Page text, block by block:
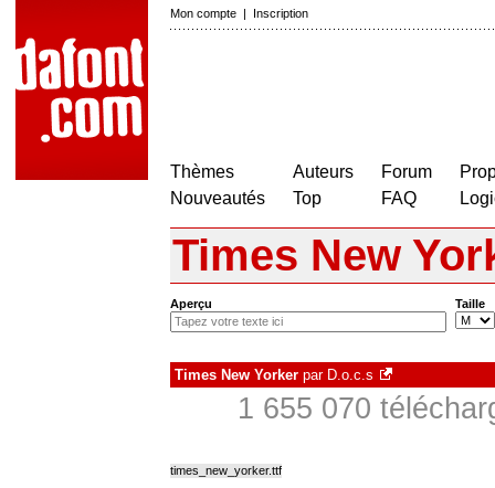
Mon compte | Inscription
Thèmes
Nouveautés
Auteurs
Top
Forum
FAQ
Times New
Aperçu Taille
Times New Yorker par D.o.c.s
1 655 070
times_new_yorker.ttf